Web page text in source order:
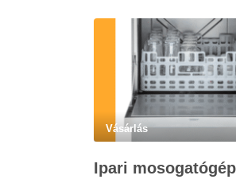
Vásárlás